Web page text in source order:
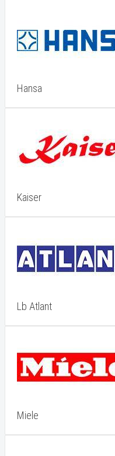
Hansa
Kaiser
Lb Atlant
Miele